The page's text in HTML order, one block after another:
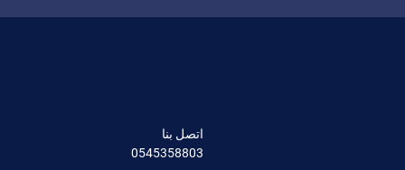
اتصل بنا
0545358803